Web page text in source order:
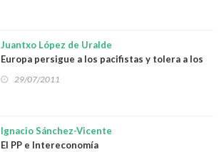
Juantxo López de Uralde
Europa persigue a los pacifistas y tolera a los
fascistas
29/07/2011
Ignacio Sánchez-Vicente
El PP e Intereconomía